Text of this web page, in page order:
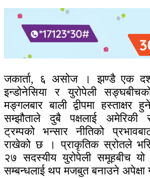
जकार्ता, ६ असोज । झण्डै एक दशक
इन्डोनेसिया र युरोपेली
मङ्गलबार बाली द्वीपमा
सम्झौताले दुबै पक्षलाई अमेरिकी
ट्रम्पको भन्सार नीतिको
राखेको छ । प्राकृतिक स्रोतले
२७ सदस्यीय युरोपेली समूहबीच यो
सम्बन्धलाई थप मजबुत बनाउने अपेक्षा